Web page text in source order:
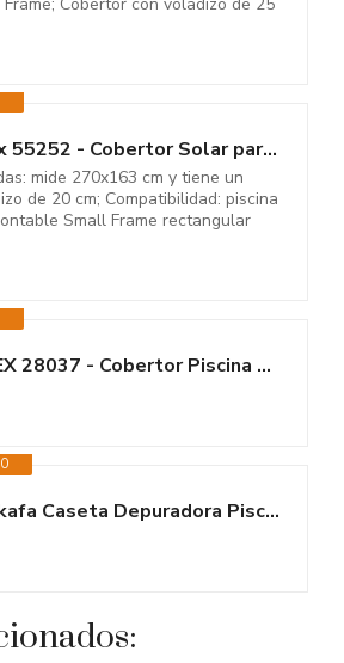
Frame; Cobertor con voladizo de 25
Intex 55252 - Cobertor Solar para Piscina Desmontable Rectangular...
mide 270x163 cm y tiene un
de 20 cm; Compatibilidad: piscina
Small Frame rectangular
INTEX 28037 - Cobertor Piscina Rectangular Prism Frame 400x200 cm, Color...
Ytwkafa Caseta Depuradora Piscina Resistente, Arena Depuradora Piscina,...